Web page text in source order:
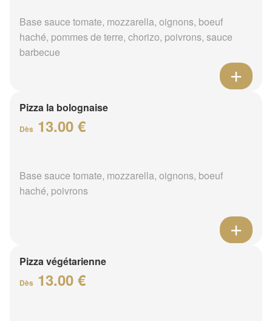
Base sauce tomate, mozzarella, oignons, boeuf
haché, pommes de terre, chorizo, poivrons, sauce
barbecue
Pizza la bolognaise
Dès 13.00 €
Base sauce tomate, mozzarella, oignons, boeuf
haché, poivrons
Pizza végétarienne
Dès 13.00 €